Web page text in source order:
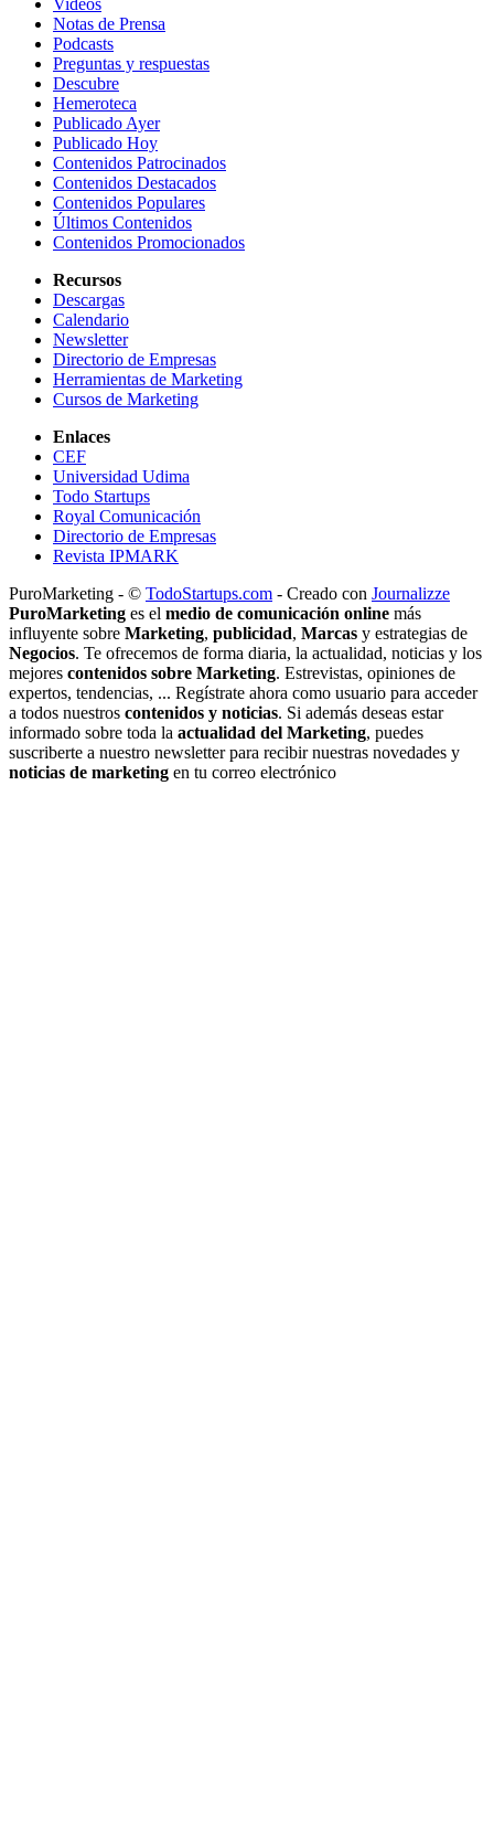
Videos
Notas de Prensa
Podcasts
Preguntas y respuestas
Descubre
Hemeroteca
Publicado Ayer
Publicado Hoy
Contenidos Patrocinados
Contenidos Destacados
Contenidos Populares
Últimos Contenidos
Contenidos Promocionados
Recursos
Descargas
Calendario
Newsletter
Directorio de Empresas
Herramientas de Marketing
Cursos de Marketing
Enlaces
CEF
Universidad Udima
Todo Startups
Royal Comunicación
Directorio de Empresas
Revista IPMARK
PuroMarketing - © TodoStartups.com - Creado con Journalizze
PuroMarketing es el medio de comunicación online más
influyente sobre Marketing, publicidad, Marcas y estrategias de
Negocios. Te ofrecemos de forma diaria, la actualidad, noticias y los
mejores contenidos sobre Marketing. Estrevistas, opiniones de
expertos, tendencias, ... Regístrate ahora como usuario para acceder
a todos nuestros contenidos y noticias. Si además deseas estar
informado sobre toda la actualidad del Marketing, puedes
suscriberte a nuestro newsletter para recibir nuestras novedades y
noticias de marketing en tu correo electrónico